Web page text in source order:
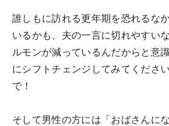
誰しもに訪れる更年期を恐れるな
いるかも、夫の一言に切れやすい
ルモンが減っているんだからと意
にシフトチェンジしてみてくださ
で！
そして男性の方には「おばさんに